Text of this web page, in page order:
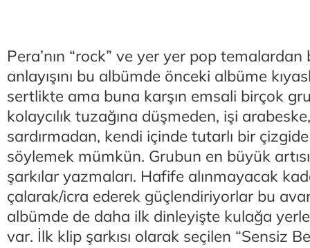
Pera’nın “rock” ve yer yer pop
anlayışını bu albümde önceki albüme
sertlikte ama buna karşın emsali birçok
kolaycılık tuzağına düşmeden, işi
sardırmadan, kendi içinde tutarlı bir
söylemek mümkün. Grubun en büyük
şarkılar yazmaları. Hafife alınmayacak
çalarak/icra ederek güçlendiriyorlar bu
albümde de daha ilk dinleyişte kulağa
var. İlk klip şarkısı olarak seçilen “Sensiz